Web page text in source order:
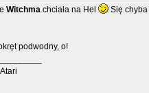
Witchma chciała na Hel Się
podwodny, o!